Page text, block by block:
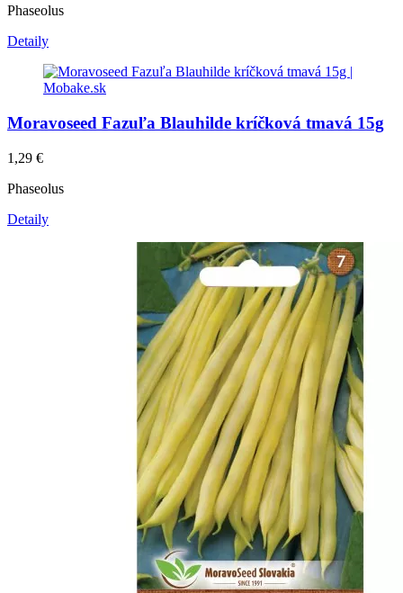
Phaseolus
Detaily
Moravoseed Fazuľa Blauhilde kríčková tmavá 15g
1,29 €
Phaseolus
Detaily